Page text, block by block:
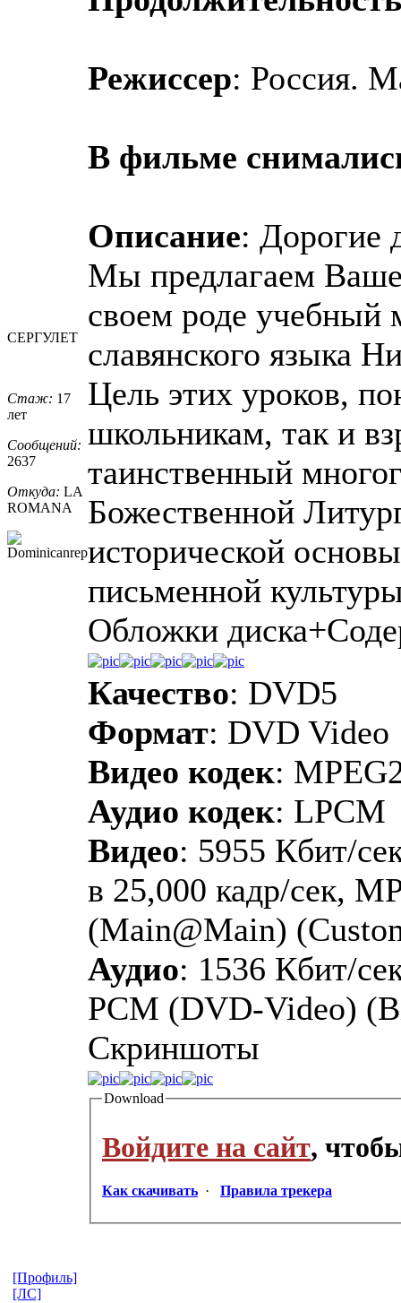
СЕРГУЛЕТ
Стаж: 17
лет
Сообщений:
2637
Откуда: LA
ROMANA
Режиссер: Россия.
В фильме
Описание: Дорогие
Мы предлагаем
своем роде учебный
славянского языка
Цель этих уроков,
школьникам, так и
таинственный
Божественной
исторической
письменной
Обложки
Качество: DVD5
Формат: DVD Video
Видео кодек:
Аудио кодек: LPCM
Видео: 5955 Кбит/
в 25,000 кадр/сек,
(Main@Main)
Аудио: 1536 Кбит/
PCM (DVD-Video)
Скриншоты
Download
Войдите на сайт,
Как скачивать · Правила трекера
[Профиль]
[ЛС]